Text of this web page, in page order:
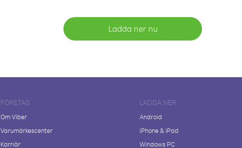
Ladda ner nu
FÖRETAG
Om Viber
Varumärkescenter
Karriär
LADDA NER
Android
iPhone & iPad
Windows PC